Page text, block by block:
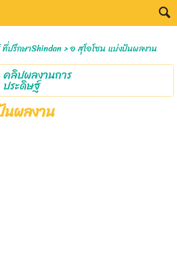
ปรึกษาShindan>อ สุโอโซน แบ่งปันผลงาน
คลิปผลงานการ
ประดิษฐ์
นผลงาน